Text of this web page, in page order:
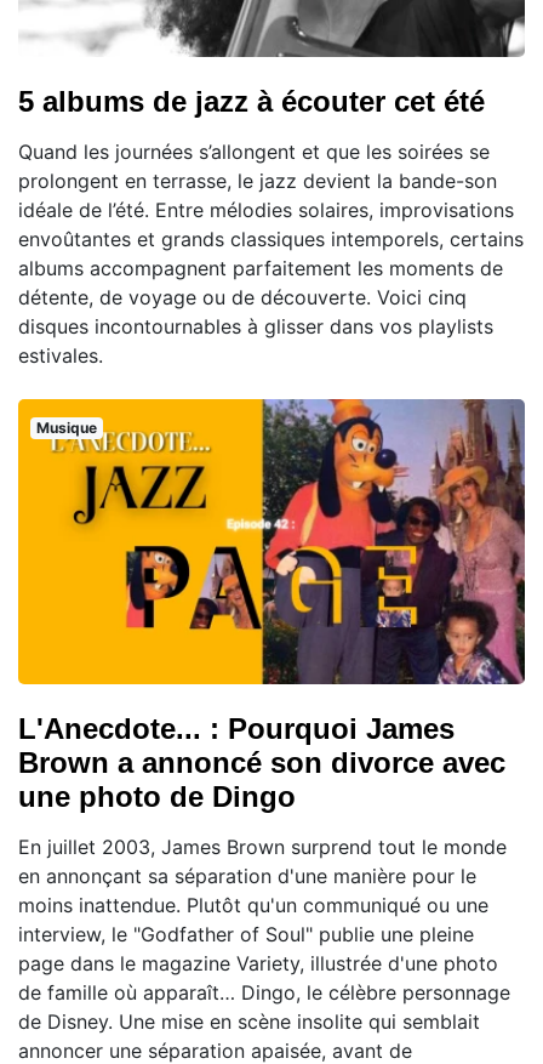
5 albums de jazz à écouter cet été
Quand les journées s’allongent et que les soirées se
prolongent en terrasse, le jazz devient la bande-son
idéale de l’été. Entre mélodies solaires, improvisations
envoûtantes et grands classiques intemporels, certains
albums accompagnent parfaitement les moments de
détente, de voyage ou de découverte. Voici cinq
disques incontournables à glisser dans vos playlists
estivales.
Musique
L'Anecdote... : Pourquoi James
Brown a annoncé son divorce avec
une photo de Dingo
En juillet 2003, James Brown surprend tout le monde
en annonçant sa séparation d'une manière pour le
moins inattendue. Plutôt qu'un communiqué ou une
interview, le "Godfather of Soul" publie une pleine
page dans le magazine Variety, illustrée d'une photo
de famille où apparaît… Dingo, le célèbre personnage
de Disney. Une mise en scène insolite qui semblait
annoncer une séparation apaisée, avant de